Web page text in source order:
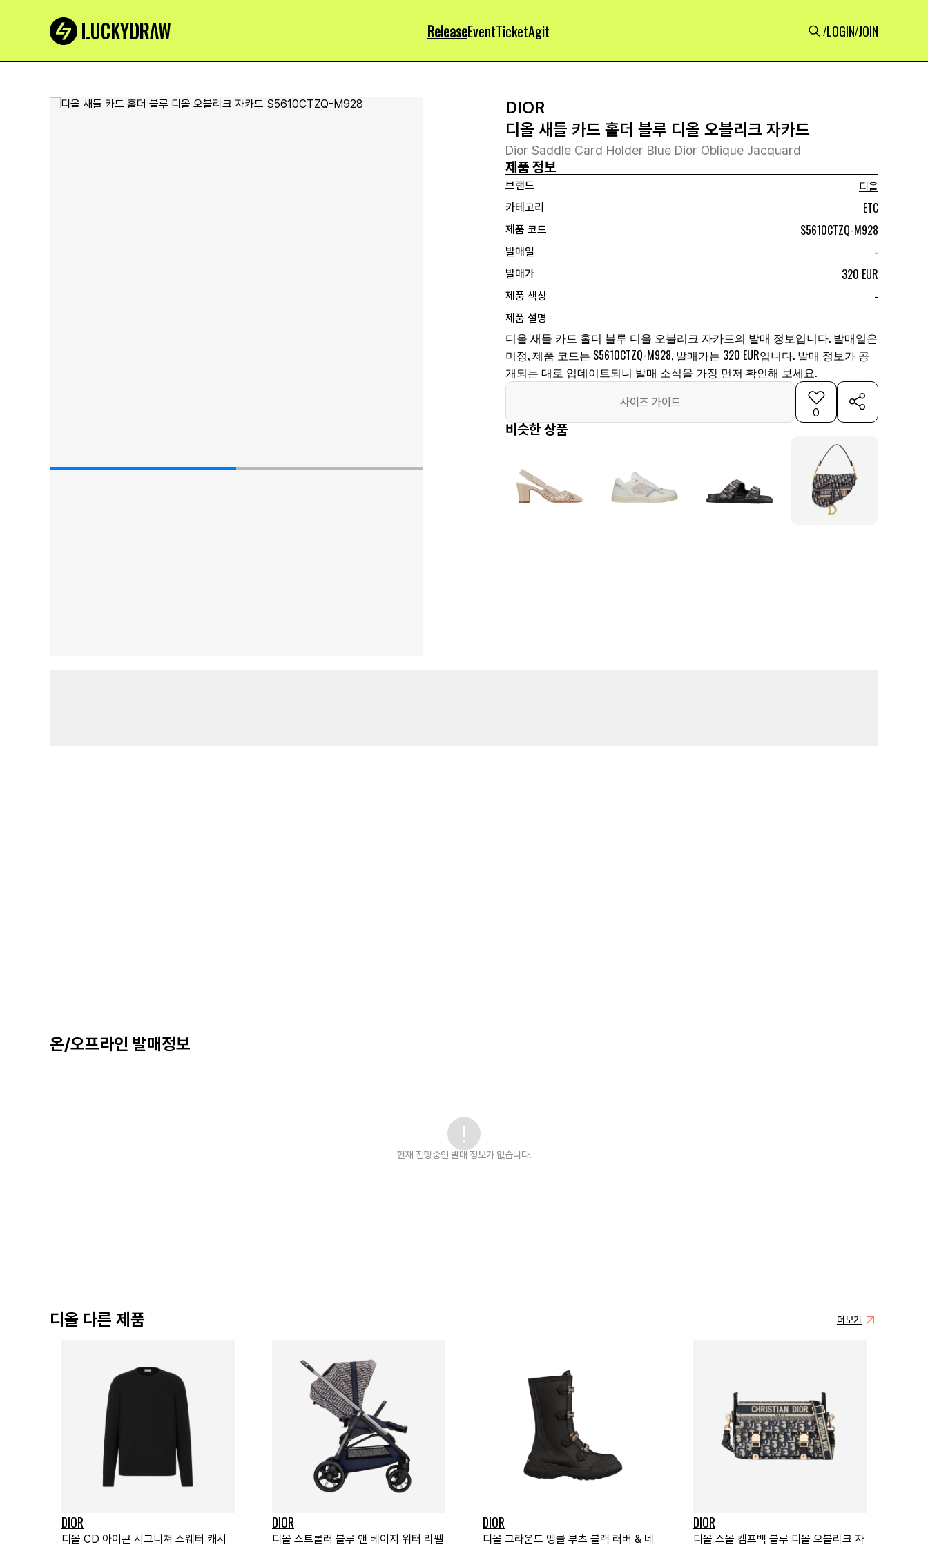
ReleaseEventTicketAgit /LOGIN/JOIN
DIOR
디올 새들 카드 홀더 블루 디올 오블리크 자카드
Dior Saddle Card Holder Blue Dior Oblique Jacquard
제품 정보
브랜드
디올
카테고리
ETC
제품 코드 S5610CTZQ-M928
발매일 -
발매가 320 EUR
제품 색상 -
제품 설명
디올 새들 카드 홀더 블루 디올 오블리크 자카드의 발매 정보입니다. 발매일은
미정, 제품 코드는 S5610CTZQ-M928, 발매가는 320 EUR입니다. 발매 정보가 공
개되는 대로 업데이트되니 발매 소식을 가장 먼저 확인해 보세요.
사이즈 가이드
0
비슷한 상품
온/오프라인 발매정보
현재 진행중인 발매 정보가 없습니다.
디올 다른 제품 더보기
DIOR
디올 CD 아이콘 시그니쳐 스웨터 캐시
DIOR
디올 스트롤러 블루 앤 베이지 워터 리펠
DIOR
디올 그라운드 앵클 부츠 블랙 러버 & 네
DIOR
디올 스몰 캠프백 블루 디올 오블리크 자